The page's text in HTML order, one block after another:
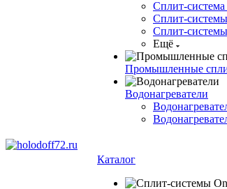
Сплит-
Сплит-
Сплит-
Ещё
Промышленные
Водонагреватели
Каталог